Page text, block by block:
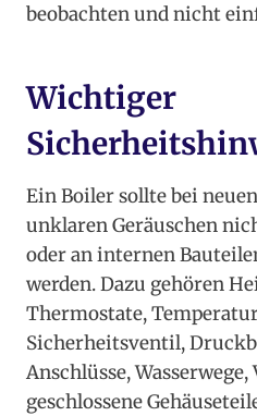
beobachten und nicht
Wichtiger
Ein Boiler sollte bei
unklaren Geräuschen
oder an internen
werden. Dazu gehören
Thermostate,
Sicherheitsventil,
Anschlüsse,
geschlossene